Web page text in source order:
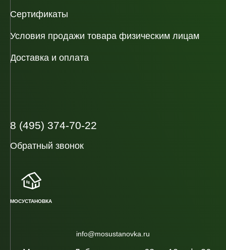
Сертификаты
Условия продажи товара физическим лицам
Доставка и оплата
info@mosustanovka.ru
8 (495) 374-70-22
Обратный звонок
МОСУСТАНОВКА